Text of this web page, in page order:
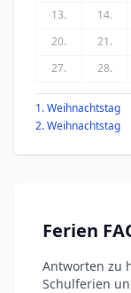
13.
14.
20.
21.
27.
28.
1. Weihnachtstag
2. Weihnachtstag
Ferien
Antworten zu
Schulferien